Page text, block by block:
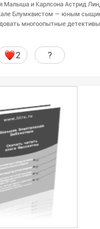
Малыша и Карлсона Астрид
Блумквистом — юным
многоопытные
2 ?